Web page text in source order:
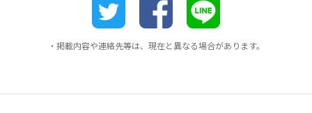
・掲載内容や連絡先等は、現在と異なる場合があります。